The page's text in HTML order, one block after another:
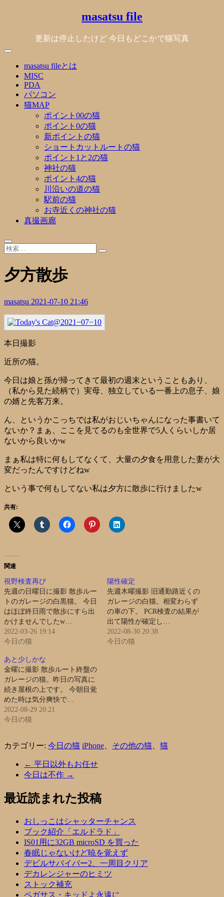
masatsu file
更新は停止したけど 今日もどこかで猫写真
masatsu fileとは
MISC
PDA
パソコン
猫MAP
ポイント00の猫
ポイント0の猫
新ポイントの猫
ショートカットルートの猫
ポイント1と2の猫
神社の猫
ポイント4の猫
川沿いの道の猫
駅前の猫
お寺近くの神社の猫
真撮画廊
夕方散歩
masatsu 2021-07-10 21:46
本日撮影
近所の猫。
今日は娘と孫が帰ってきて最初の週末ということもあり、
（私から見た続柄で）実母、独立している一番上の息子、娘
の婿と先客万来。
ん、というかこっちでは私がおじいちゃんになった事書いて
ないか？まぁ、ここを見てるのも全世界で5人くらいしか居
ないから良いかw
まぁ私は特に何もしてなくて、大量の夕食を用意した妻が大
変だったんですけどねw
という事で何もしてない私は夕方に散歩に行けましたw
共有:
関連
視野検査再び
先週の日曜日に撮影 散歩ルー
トのガレージの白黒猫。 今日
はほぼ終日雨で散歩にすら出
かけませんでしたw…
2022-03-26 19:14
今日の猫
陽性確定
先週木曜撮影 旧通勤路近くの
ガレージの白猫。相変わらず
の車の下。 PCR検査の結果が
出て陽性が確定し…
2022-08-30 20:38
今日の猫
あと少しかな
金曜に撮影 散歩ルート終盤の
ガレージの猫。昨日の写真に
続き屋根の上です。 今朝目覚
めた時は気分爽快で…
2022-08-29 20:21
今日の猫
カテゴリー: 今日の猫 iPhone その他の猫 猫
← 平日以外もお任せ
今日は不作 →
最近読まれた投稿
おしっこはシャッターチャンス
ブック紹介「エルドラド」
IS01用に32GB microSD を買った
春眠じゃないけど暁を覚えず
デビルサバイバー2、一周目クリア
デカレンジャーのヒミツ
ストック補充
ペガサス・キッドよ永遠に